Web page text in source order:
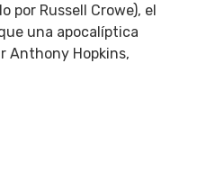
por Russell Crowe), el
una apocalíptica
Anthony Hopkins,